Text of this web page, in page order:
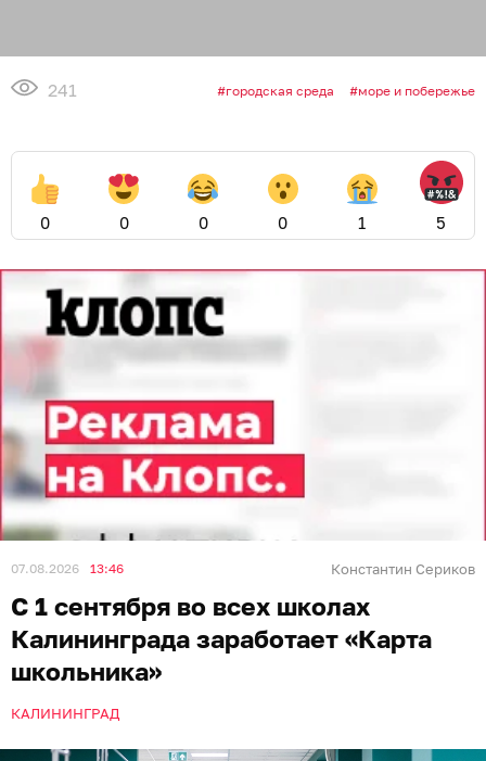
241 городская среда море и побережье
0 0 0 0 1 5
07.08.2026 13:46 Константин Сериков
С 1 сентября во всех школах
Калининграда заработает «Карта
школьника»
КАЛИНИНГРАД